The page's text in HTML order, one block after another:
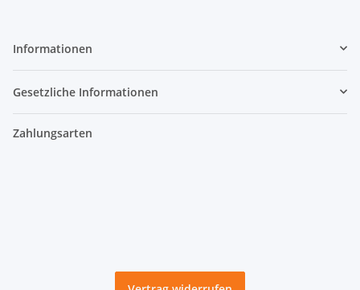
Informationen
Gesetzliche Informationen
Zahlungsarten